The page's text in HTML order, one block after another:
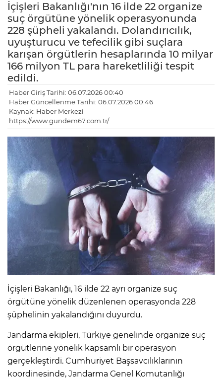
İçişleri Bakanlığı'nın 16 ilde 22 organize
suç örgütüne yönelik operasyonunda
228 şüpheli yakalandı. Dolandırıcılık,
uyuşturucu ve tefecilik gibi suçlara
karışan örgütlerin hesaplarında 10 milyar
166 milyon TL para hareketliliği tespit
edildi.
Haber Giriş Tarihi: 06.07.2026 00:40
Haber Güncellenme Tarihi: 06.07.2026 00:46
Kaynak: Haber Merkezi
https://www.gundem67.com.tr/
İçişleri Bakanlığı, 16 ilde 22 ayrı organize suç
örgütüne yönelik düzenlenen operasyonda 228
şüphelinin yakalandığını duyurdu.
Jandarma ekipleri, Türkiye genelinde organize suç
örgütlerine yönelik kapsamlı bir operasyon
gerçekleştirdi. Cumhuriyet Başsavcılıklarının
koordinesinde, Jandarma Genel Komutanlığı